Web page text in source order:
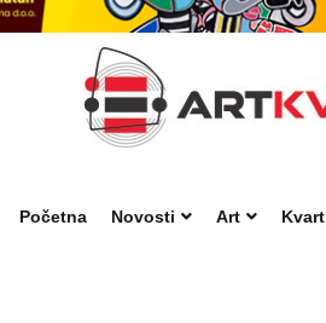
Početna
Novosti Art Kvart